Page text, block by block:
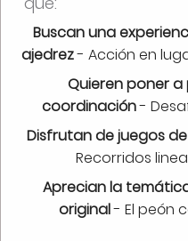
Buscan una
ajedrez- Acción en
Quieren poner a
coordinación-
Disfrutan de juegos
Recorridos
Aprecian la
original- El peón